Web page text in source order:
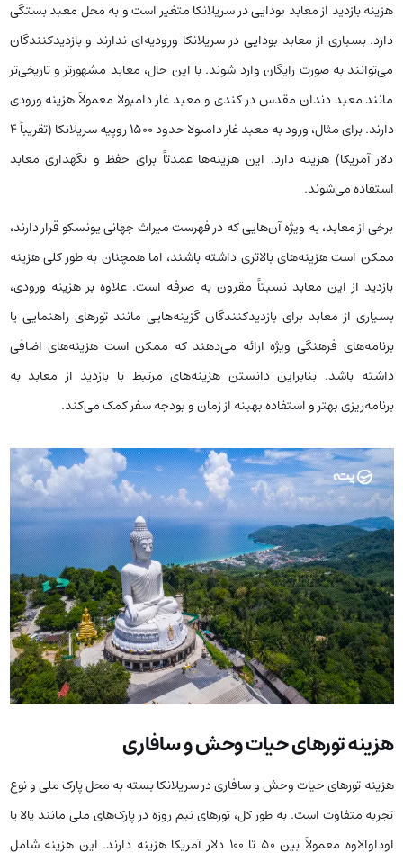
هزینه بازدید از معابد بودایی در سریلانکا متغیر است و به محل معبد بستگی
دارد. بسیاری از معابد بودایی در سریلانکا ورودیه‌ای ندارند و بازدیدکنندگان
می‌توانند به صورت رایگان وارد شوند. با این حال، معابد مشهورتر و تاریخی‌تر
مانند معبد دندان مقدس در کندی و معبد غار دامبولا معمولاً هزینه ورودی
دارند. برای مثال، ورود به معبد غار دامبولا حدود 1500 روپیه سریلانکا (تقریباً 4
دلار آمریکا) هزینه دارد. این هزینه‌ها عمدتاً برای حفظ و نگهداری معابد
استفاده می‌شوند.
برخی از معابد، به ویژه آن‌هایی که در فهرست میراث جهانی یونسکو قرار دارند،
ممکن است هزینه‌های بالاتری داشته باشند، اما همچنان به طور کلی هزینه
بازدید از این معابد نسبتاً مقرون به صرفه است. علاوه بر هزینه ورودی،
بسیاری از معابد برای بازدیدکنندگان گزینه‌هایی مانند تورهای راهنمایی یا
برنامه‌های فرهنگی ویژه ارائه می‌دهند که ممکن است هزینه‌های اضافی
داشته باشد. بنابراین دانستن هزینه‌های مرتبط با بازدید از معابد به
برنامه‌ریزی بهتر و استفاده بهینه از زمان و بودجه سفر کمک می‌کند.
هزینه تورهای حیات وحش و سافاری
هزینه تورهای حیات وحش و سافاری در سریلانکا بسته به محل پارک ملی و نوع
تجربه متفاوت است. به طور کل، تورهای نیم روزه در پارک‌های ملی مانند یالا یا
اوداوالاوه معمولاً بین 50 تا 100 دلار آمریکا هزینه دارند. این هزینه شامل